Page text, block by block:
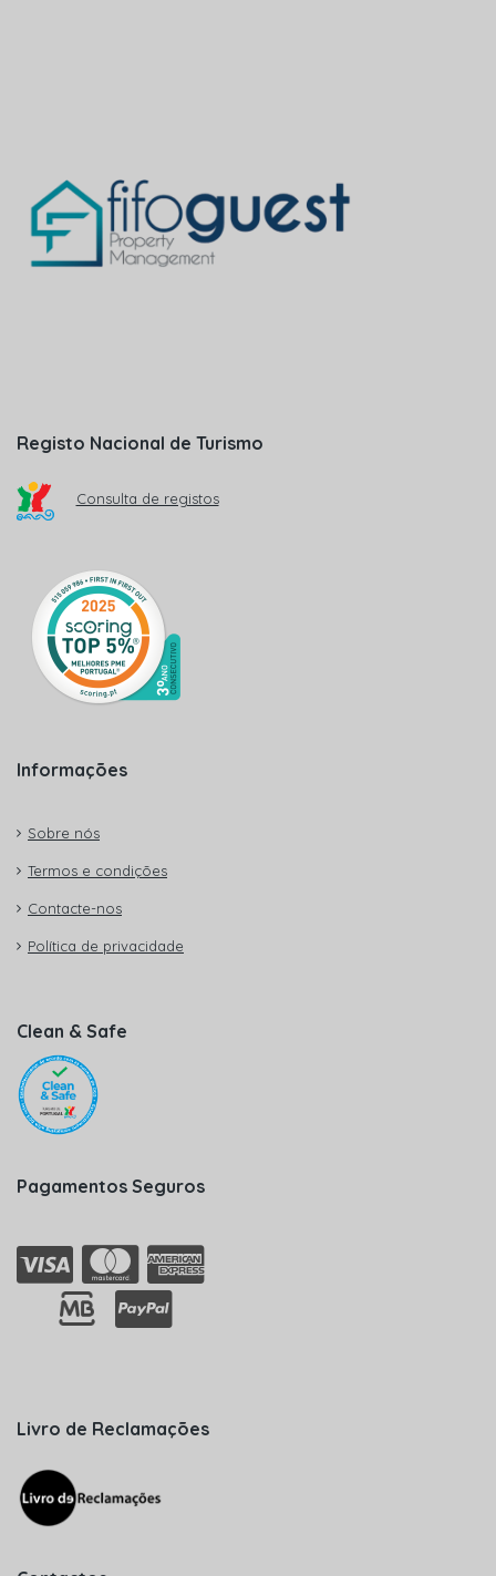
Registo Nacional de Turismo
Consulta de registos
Informações
Sobre nós
Termos e condições
Contacte-nos
Política de privacidade
Clean & Safe
Pagamentos Seguros
Livro de Reclamações